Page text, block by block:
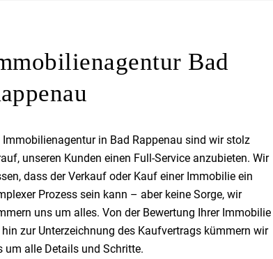
Bad
Immobilienagentur in Bad Rappenau sind wir stolz
unseren Kunden einen Full-Service anzubieten. Wir
dass der Verkauf oder Kauf einer Immobilie ein
Prozess sein kann – aber keine Sorge, wir
uns um alles. Von der Bewertung Ihrer Immobilie
hin zur Unterzeichnung des Kaufvertrags kümmern wir
um alle Details und Schritte.